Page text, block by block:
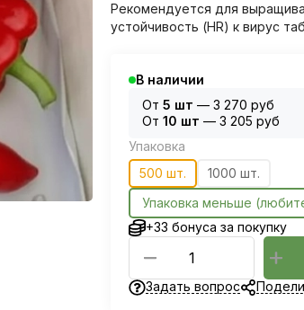
Рекомендуется для
устойчивость (HR) к вирус
В наличии
От 5 шт — 3 270 руб
От 10 шт — 3 205 руб
Упаковка
500 шт.
1000 шт.
Упаковка меньше
+33 бонуса за покупку
Задать вопрос